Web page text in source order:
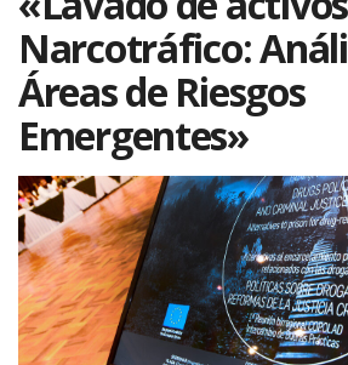
Narcotráfico:
Áreas de Riesgos
Emergentes»